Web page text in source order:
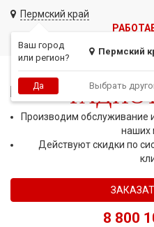
Пермский край
Ваш город
или регион?
Пермский
Да Выбрать
СЕТЬ МАГАЗИНОВ
Производим обслуживание
наших
Действуют скидки по
8 800